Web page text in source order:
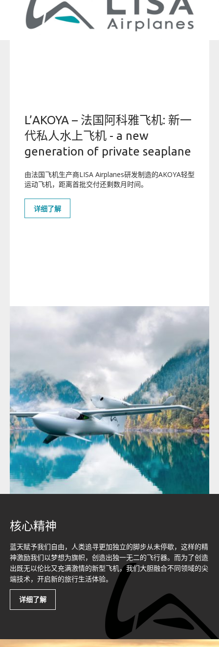
多功能性
飞机设计
舒适度
安全性
性能配置
飞机预定
预定您的AKOYA飞机
感谢您对AKOYA飞机的关注！
AKOYA飞机适航取证和首批交付在即。
如果您想预定AKOYA飞机，敬请留下联系方式,我们的专业团队将
会在最短时间内联系您。
在同级别飞机中, AKOYA的性能配置最佳.如果您有其他特殊要求或
L’AKOYA – 法国阿科雅飞机: 新一
代私人水上飞机 - a new
generation of private seaplane
由法国飞机生产商LISA Airplanes研发制造的AKOYA轻型
运动飞机，距离首批交付还剩数月时间。
详细了解
核心精神
蓝天赋予我们自由，人类追寻更加独立的脚步从未停歇，这样的精
神激励我们以梦想为旗帜，创造出独一无二的飞行器。而为了创造
出既无以伦比又充满激情的新型飞机，我们大胆融合不同领域的尖
端技术，开启新的旅行生活体验。
详细了解